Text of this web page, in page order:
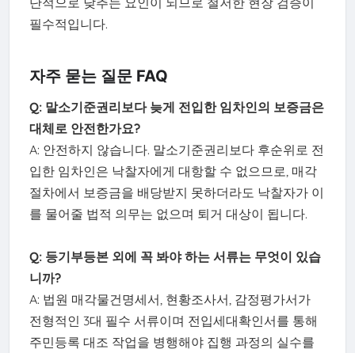
필수적입니다.
자주 묻는 질문 FAQ
Q: 말소기준권리보다 늦게 전입한 임차인의 보증금은
대체로 안전한가요?
A: 안전하지 않습니다. 말소기준권리보다 후순위로 전
입한 임차인은 낙찰자에게 대항할 수 없으므로, 매각
절차에서 보증금을 배당받지 못하더라도 낙찰자가 이
를 물어줄 법적 의무는 없으며 퇴거 대상이 됩니다.
Q: 등기부등본 외에 꼭 봐야 하는 서류는 무엇이 있습
니까?
A: 법원 매각물건명세서, 현황조사서, 감정평가서가
전형적인 3대 필수 서류이며 전입세대확인서를 통해
주민등록 대조 작업을 병행해야 집행 과정의 실수를